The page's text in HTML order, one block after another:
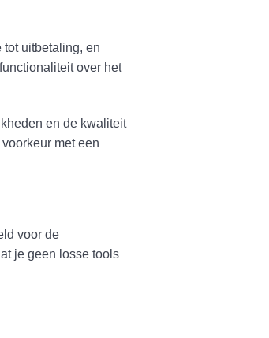
uitbetaling, en
over het
en de kwaliteit
met een
voor de
je geen losse tools